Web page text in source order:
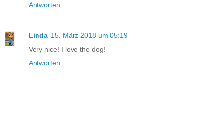
Antworten
Linda 15. März 2018 um 05:19
Very nice! I love the dog!
Antworten